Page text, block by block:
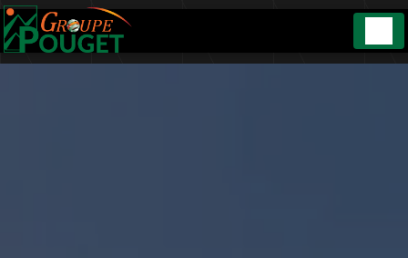
Panneau de gestion des cookies